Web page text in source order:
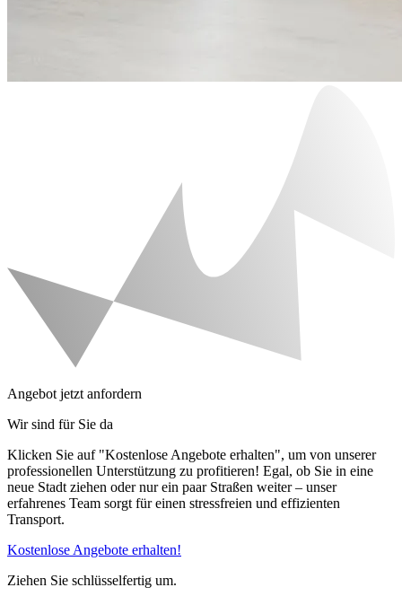
Angebot jetzt anfordern
Wir sind für Sie da
Klicken Sie auf "Kostenlose Angebote erhalten", um von unserer
professionellen Unterstützung zu profitieren! Egal, ob Sie in eine
neue Stadt ziehen oder nur ein paar Straßen weiter – unser
erfahrenes Team sorgt für einen stressfreien und effizienten
Transport.
Kostenlose Angebote erhalten!
Ziehen Sie schlüsselfertig um.